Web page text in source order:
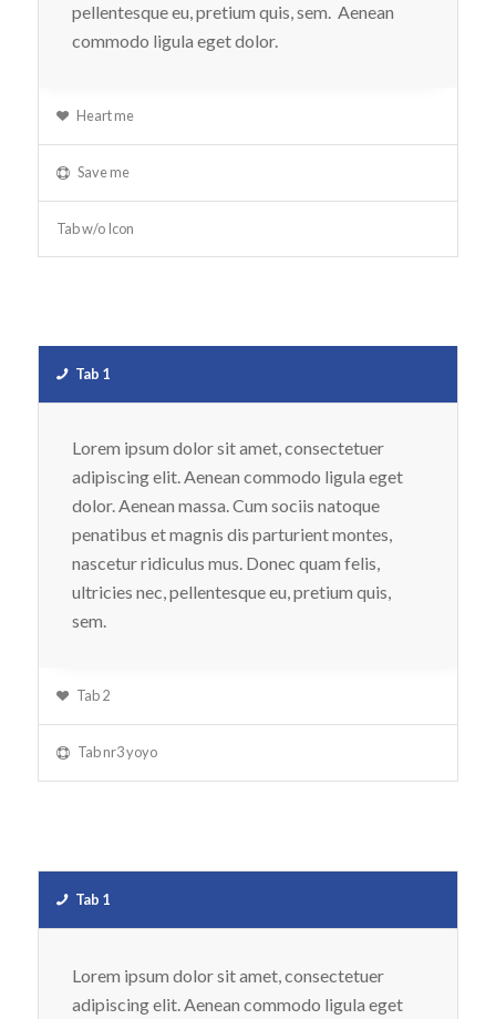
pellentesque eu, pretium quis, sem. Aenean
commodo ligula eget dolor.
Heart me
Save me
Tab w/o Icon
Tab 1
Lorem ipsum dolor sit amet, consectetuer
adipiscing elit. Aenean commodo ligula eget
dolor. Aenean massa. Cum sociis natoque
penatibus et magnis dis parturient montes,
nascetur ridiculus mus. Donec quam felis,
ultricies nec, pellentesque eu, pretium quis,
sem.
Tab 2
Tab nr3 yoyo
Tab 1
Lorem ipsum dolor sit amet, consectetuer
adipiscing elit. Aenean commodo ligula eget